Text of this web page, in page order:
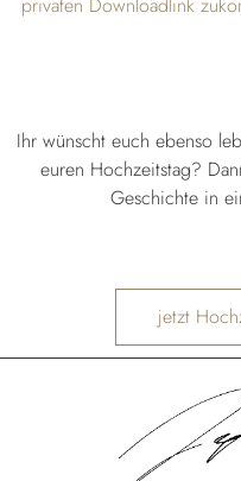
privaten Downloadlink
Ihr wünscht euch ebenso
euren Hochzeitstag?
Geschichte in
jetzt